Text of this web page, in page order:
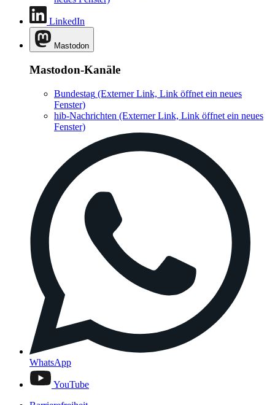
LinkedIn
Mastodon
Mastodon-Kanäle
Bundestag (Externer Link, Link öffnet ein neues
Fenster)
hib-Nachrichten (Externer Link, Link öffnet ein neues
Fenster)
WhatsApp
YouTube